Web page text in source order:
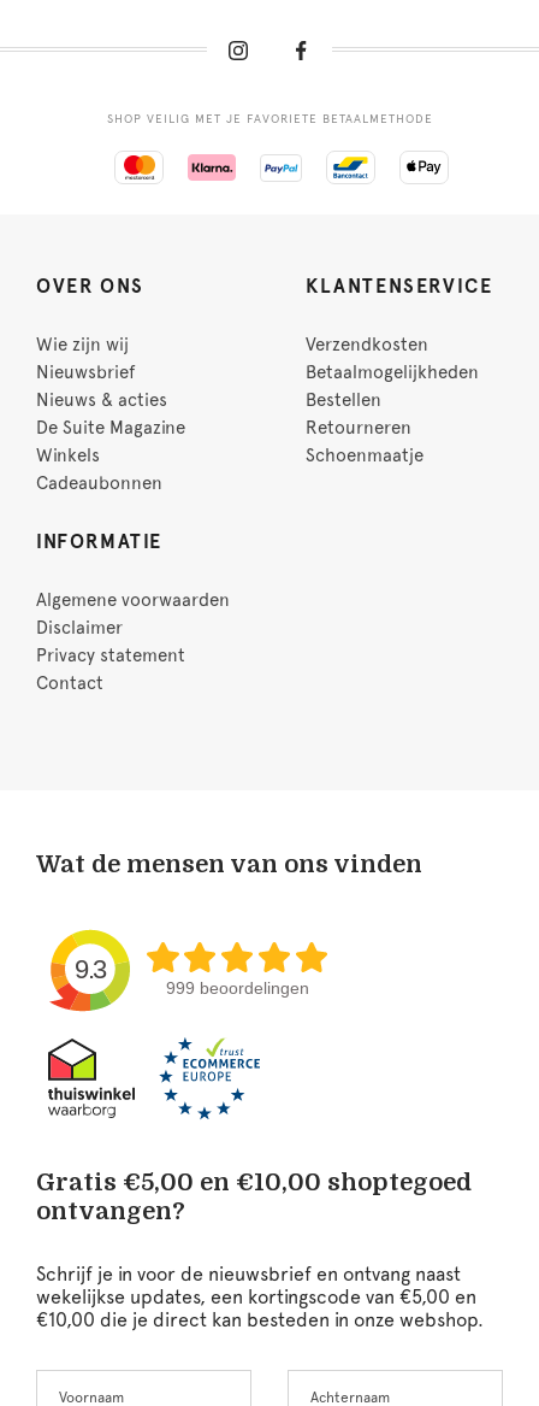
SHOP VEILIG MET JE FAVORIETE BETAALMETHODE
OVER ONS
Wie zijn wij
Nieuwsbrief
Nieuws & acties
De Suite Magazine
Winkels
Cadeaubonnen
KLANTENSERVICE
Verzendkosten
Betaalmogelijkheden
Bestellen
Retourneren
Schoenmaatje
INFORMATIE
Algemene voorwaarden
Disclaimer
Privacy statement
Contact
Wat de mensen van ons vinden
9.3
999 beoordelingen
Gratis €5,00 en €10,00 shoptegoed
ontvangen?
Schrijf je in voor de nieuwsbrief en ontvang naast
wekelijkse updates, een kortingscode van €5,00 en
€10,00 die je direct kan besteden in onze webshop.
this